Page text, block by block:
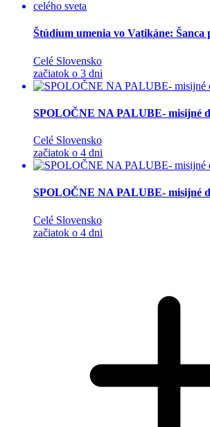
Štúdium umenia vo Vatikáne: Šanca
Celé Slovensko
začiatok o 3 dni
SPOLOČNE NA PALUBE- misijné
Celé Slovensko
začiatok o 4 dni
SPOLOČNE NA PALUBE- misijné
Celé Slovensko
začiatok o 4 dni